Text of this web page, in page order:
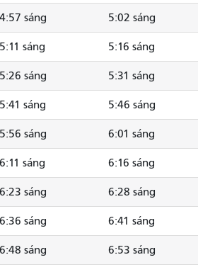
4:57 sáng 5:02 sáng
5:11 sáng 5:16 sáng
5:26 sáng 5:31 sáng
5:41 sáng 5:46 sáng
5:56 sáng 6:01 sáng
6:11 sáng 6:16 sáng
6:23 sáng 6:28 sáng
6:36 sáng 6:41 sáng
6:48 sáng 6:53 sáng